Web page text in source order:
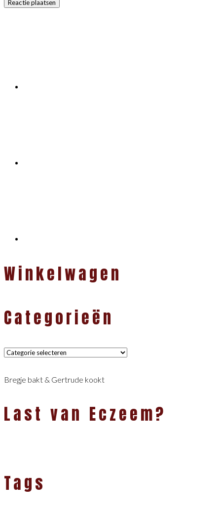
Winkelwagen
Categorieën
Categorieën
Bregje bakt & Gertrude kookt
Last van Eczeem?
Tags